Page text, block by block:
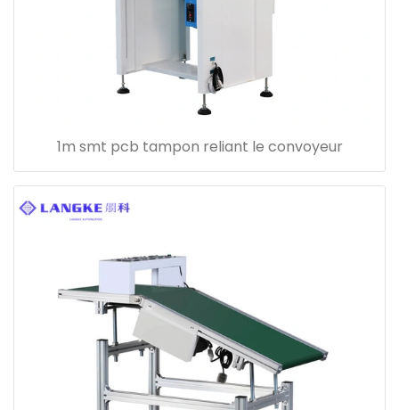
1m smt pcb tampon reliant le convoyeur